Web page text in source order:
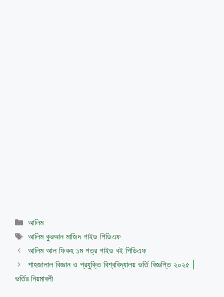
Categories
আলিম
Tags
আলিম কুরআন মাজিদ গাইড পিডিএফ
আলিম আল ফিকহ ১ম পত্র গাইড বই পিডিএফ
শাহজালাল বিজ্ঞান ও প্রযুক্তি বিশ্ববিদ্যালয় ভর্তি বিজ্ঞপ্তি ২০২৫ |
ভর্তির নিয়মাবলী